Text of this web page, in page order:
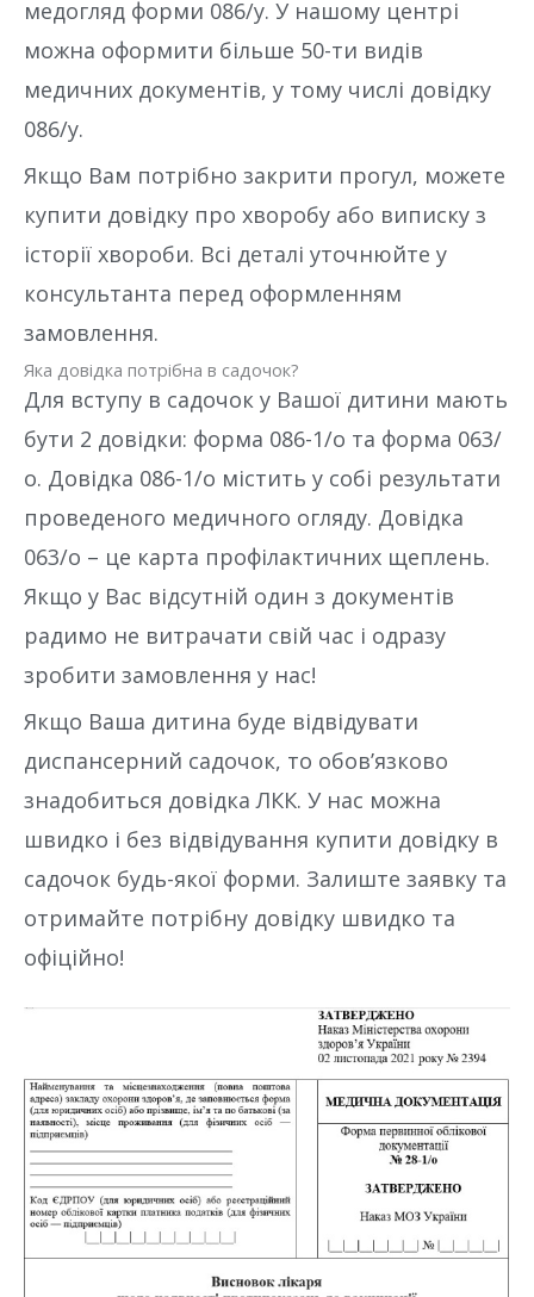
медогляд форми 086/у. У нашому центрі
можна оформити більше 50-ти видів
медичних документів, у тому числі довідку
086/у.
Якщо Вам потрібно закрити прогул, можете
купити довідку про хворобу або виписку з
історії хвороби. Всі деталі уточнюйте у
консультанта перед оформленням
замовлення.
Яка довідка потрібна в садочок?
Для вступу в садочок у Вашої дитини мають
бути 2 довідки: форма 086-1/о та форма 063/
о. Довідка 086-1/о містить у собі результати
проведеного медичного огляду. Довідка
063/о – це карта профілактичних щеплень.
Якщо у Вас відсутній один з документів
радимо не витрачати свій час і одразу
зробити замовлення у нас!
Якщо Ваша дитина буде відвідувати
диспансерний садочок, то обов’язково
знадобиться довідка ЛКК. У нас можна
швидко і без відвідування купити довідку в
садочок будь-якої форми. Залиште заявку та
отримайте потрібну довідку швидко та
офіційно!